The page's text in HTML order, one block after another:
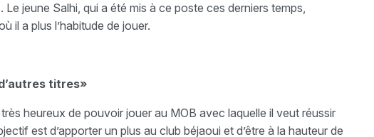
jeune Salhi, qui a été mis à ce poste ces derniers temps,
il a plus l’habitude de jouer.
titres»
heureux de pouvoir jouer au MOB avec laquelle il veut réussir
est d’apporter un plus au club béjaoui et d’être à la hauteur de